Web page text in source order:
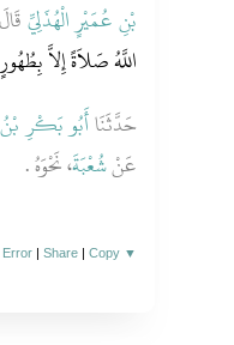
بْنِ عُمَيْرٍ الْهُذَلِيِّ
اللَّهُ صَلاَةً إِلاَّ
حَدَّثَنَاأَبُو بَكْرِ
عَنْشُعْبَةَ، نَحْوَهُ ‏.‏
Error |Share |Copy ▼